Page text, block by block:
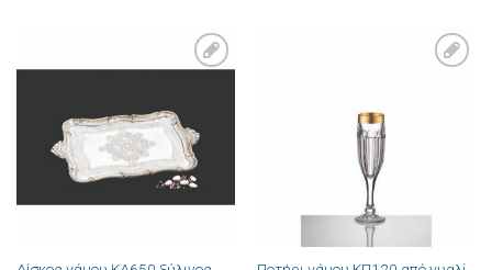
επιθυμιών